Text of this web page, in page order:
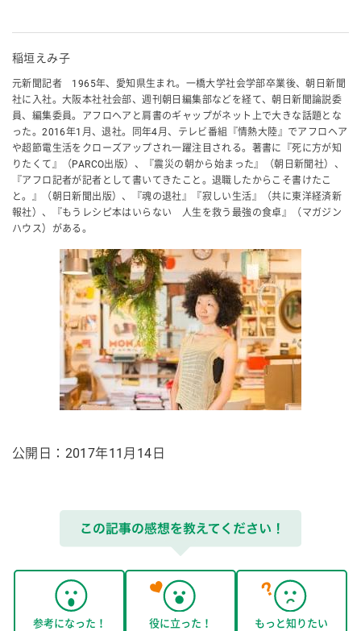
稲垣えみ子
元新聞記者 1965年、愛知県生まれ。一橋大学社会学部卒業後、朝日新聞
社に入社。大阪本社社会部、週刊朝日編集部などを経て、朝日新聞論説委
員、編集委員。アフロヘアと肩書のギャップがネット上で大きな話題とな
った。2016年1月、退社。同年4月、テレビ番組『情熱大陸』でアフロヘア
や超節電生活をクローズアップされ一躍注目される。著書に『死に方が知
りたくて』（PARCO出版）、『震災の朝から始まった』（朝日新聞社）、
『アフロ記者が記者として書いてきたこと。退職したからこそ書けたこ
と。』（朝日新聞出版）、『魂の退社』『寂しい生活』（共に東洋経済新
報社）、『もうレシピ本はいらない 人生を救う最強の食卓』（マガジン
ハウス）がある。
公開日：2017年11月14日
参考になった！ 役に立った！ もっと知りたい